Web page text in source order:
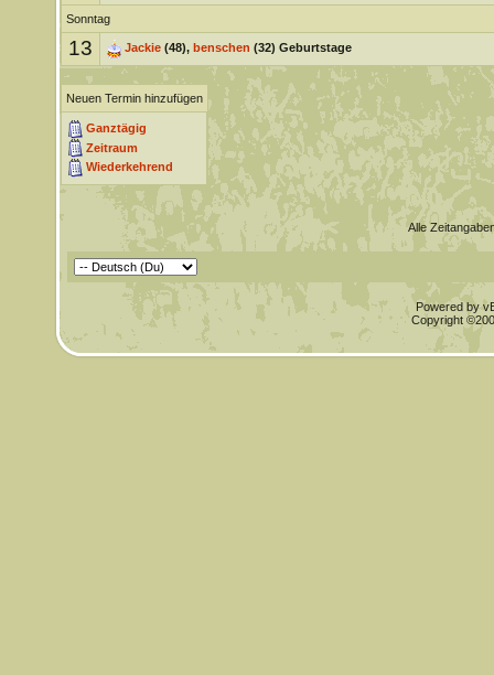
Sonntag
13 Jackie(48), benschen (32) Geburtstage
Neuen Termin hinzufügen
Ganztägig
Zeitraum
Wiederkehrend
Alle
Powered by
Copyright